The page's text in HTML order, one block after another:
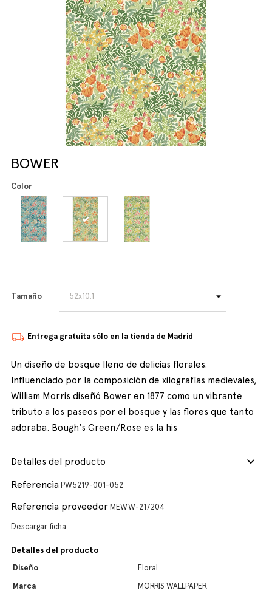
BOWER
Color
Tamaño
Entrega gratuita sólo en la tienda de Madrid
Un diseño de bosque lleno de delicias florales.
Influenciado por la composición de xilografías medievales,
William Morris diseñó Bower en 1877 como un vibrante
tributo a los paseos por el bosque y las flores que tanto
adoraba. Bough's Green/Rose es la his
Detalles del producto
Referencia PW5219-001-052
Referencia proveedor MEWW-217204
Descargar ficha
Detalles del producto
Diseño
Floral
Marca
MORRIS WALLPAPER